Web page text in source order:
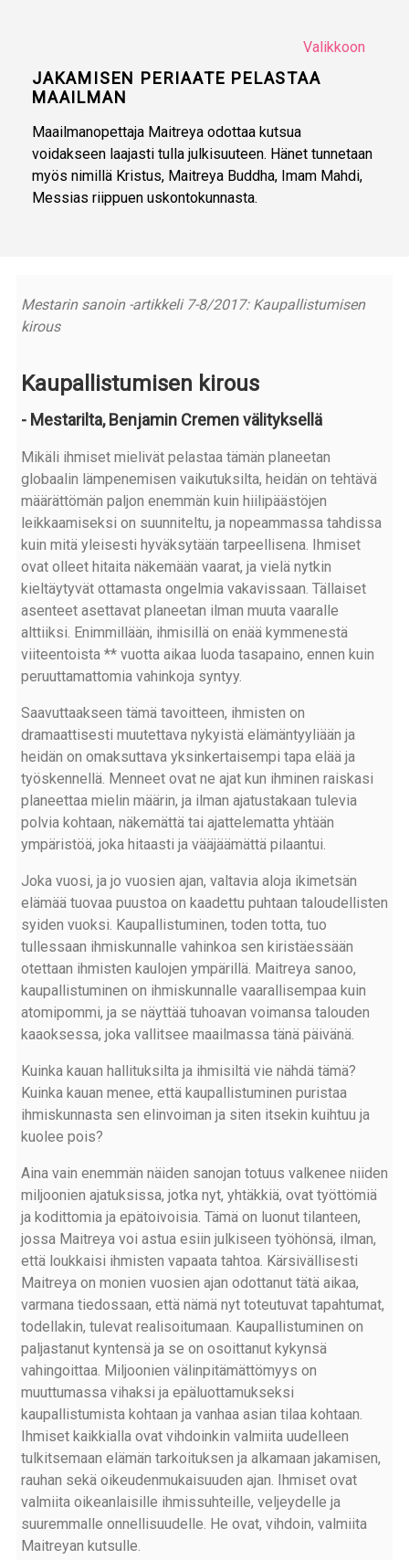
Valikkoon
JAKAMISEN PERIAATE PELASTAA
MAAILMAN
Maailmanopettaja Maitreya odottaa kutsua
voidakseen laajasti tulla julkisuuteen. Hänet tunnetaan
myös nimillä Kristus, Maitreya Buddha, Imam Mahdi,
Messias riippuen uskontokunnasta.
Mestarin sanoin -artikkeli 7-8/2017: Kaupallistumisen
kirous
Kaupallistumisen kirous
- Mestarilta, Benjamin Cremen välityksellä
Mikäli ihmiset mielivät pelastaa tämän planeetan
globaalin lämpenemisen vaikutuksilta, heidän on tehtävä
määrättömän paljon enemmän kuin hiilipäästöjen
leikkaamiseksi on suunniteltu, ja nopeammassa tahdissa
kuin mitä yleisesti hyväksytään tarpeellisena. Ihmiset
ovat olleet hitaita näkemään vaarat, ja vielä nytkin
kieltäytyvät ottamasta ongelmia vakavissaan. Tällaiset
asenteet asettavat planeetan ilman muuta vaaralle
alttiiksi. Enimmillään, ihmisillä on enää kymmenestä
viiteentoista ** vuotta aikaa luoda tasapaino, ennen kuin
peruuttamattomia vahinkoja syntyy.
Saavuttaakseen tämä tavoitteen, ihmisten on
dramaattisesti muutettava nykyistä elämäntyyliään ja
heidän on omaksuttava yksinkertaisempi tapa elää ja
työskennellä. Menneet ovat ne ajat kun ihminen raiskasi
planeettaa mielin määrin, ja ilman ajatustakaan tulevia
polvia kohtaan, näkemättä tai ajattelematta yhtään
ympäristöä, joka hitaasti ja vääjäämättä pilaantui.
Joka vuosi, ja jo vuosien ajan, valtavia aloja ikimetsän
elämää tuovaa puustoa on kaadettu puhtaan taloudellisten
syiden vuoksi. Kaupallistuminen, toden totta, tuo
tullessaan ihmiskunnalle vahinkoa sen kiristäessään
otettaan ihmisten kaulojen ympärillä. Maitreya sanoo,
kaupallistuminen on ihmiskunnalle vaarallisempaa kuin
atomipommi, ja se näyttää tuhoavan voimansa talouden
kaaoksessa, joka vallitsee maailmassa tänä päivänä.
Kuinka kauan hallituksilta ja ihmisiltä vie nähdä tämä?
Kuinka kauan menee, että kaupallistuminen puristaa
ihmiskunnasta sen elinvoiman ja siten itsekin kuihtuu ja
kuolee pois?
Aina vain enemmän näiden sanojan totuus valkenee niiden
miljoonien ajatuksissa, jotka nyt, yhtäkkiä, ovat työttömiä
ja kodittomia ja epätoivoisia. Tämä on luonut tilanteen,
jossa Maitreya voi astua esiin julkiseen työhönsä, ilman,
että loukkaisi ihmisten vapaata tahtoa. Kärsivällisesti
Maitreya on monien vuosien ajan odottanut tätä aikaa,
varmana tiedossaan, että nämä nyt toteutuvat tapahtumat,
todellakin, tulevat realisoitumaan. Kaupallistuminen on
paljastanut kyntensä ja se on osoittanut kykynsä
vahingoittaa. Miljoonien välinpitämättömyys on
muuttumassa vihaksi ja epäluottamukseksi
kaupallistumista kohtaan ja vanhaa asian tilaa kohtaan.
Ihmiset kaikkialla ovat vihdoinkin valmiita uudelleen
tulkitsemaan elämän tarkoituksen ja alkamaan jakamisen,
rauhan sekä oikeudenmukaisuuden ajan. Ihmiset ovat
valmiita oikeanlaisille ihmissuhteille, veljeydelle ja
suuremmalle onnellisuudelle. He ovat, vihdoin, valmiita
Maitreyan kutsulle.